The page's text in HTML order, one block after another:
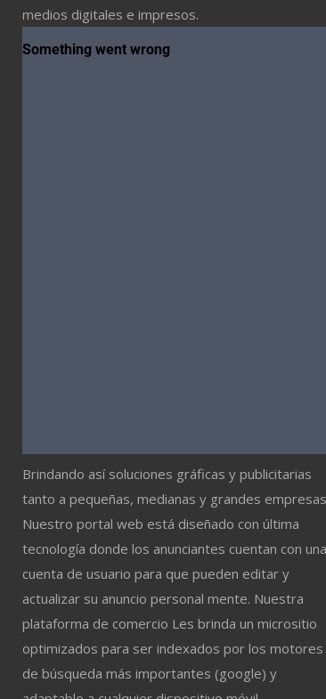
medios digitales e impresos.
Brindando así soluciones gráficas y publicitarias
tanto a pequeñas, medianas y grandes
Nuestro portal web está diseñado con última
tecnología donde los anunciantes cuentan con una
cuenta de usuario para que pueden editar y
actualizar su anuncio personal mente. Nuestra
plataforma de comercio Les brinda un micrositio
optimizados para ser indexados por los motores
de búsqueda más importantes (google) y